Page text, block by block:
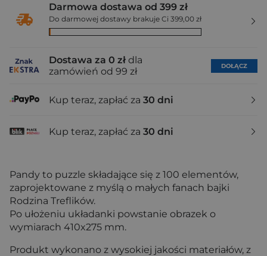
Darmowa dostawa od 399 zł
Do darmowej dostawy brakuje Ci 399,00 zł
Dostawa za 0 zł dla
zamówień od 99 zł
DOŁĄCZ
Kup teraz, zapłać za 30 dni
Kup teraz, zapłać za 30 dni
Pandy to puzzle składające się z 100 elementów,
zaprojektowane z myślą o małych fanach bajki
Rodzina Treflików.
Po ułożeniu układanki powstanie obrazek o
wymiarach 410x275 mm.
Produkt wykonano z wysokiej jakości materiałów, z